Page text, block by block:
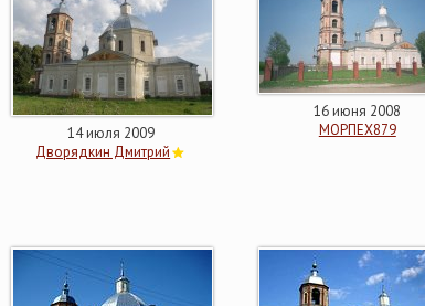
14 июля 2009
Дворядкин Дмитрий
16 июня 2008
МОРПЕХ879